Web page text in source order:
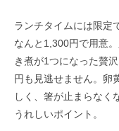
ランチタイムには限定
なんと1,300円で用意
き煮が1つになった贅
円も見逃せません。卵
しく、箸が止まらなく
うれしいポイント。